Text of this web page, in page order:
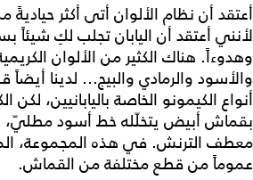
أعتقد أن نظام الألوان أتى أكثر
لأنني أعتقد أن اليابان تجلب لكِ شيئاً
وهدوءاً. هناك الكثير من الألوان
والأسود والرمادي والبيج... لدينا أيضاً
أنواع الكيمونو الخاصة باليابانيين، لكن
بقماش أبيض يتخلّله خط أسود مطليّ،
معطف الترنش. في هذه المجموعة،
عموماً من قطع مختلفة من القماش.